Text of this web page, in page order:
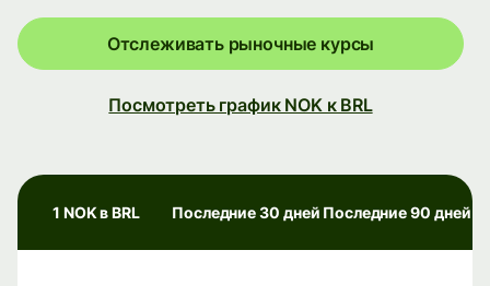
Отслеживать рыночные курсы
Посмотреть график NOK к BRL
1 NOK в BRL Последние 30 дней Последние 90 дней